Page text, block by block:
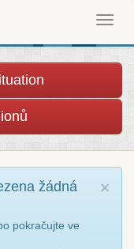
×
žádná
pokračujte ve